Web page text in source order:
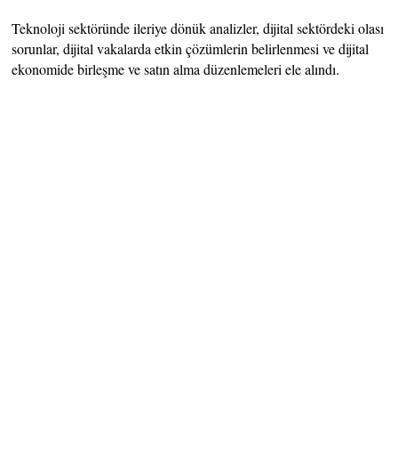
Teknoloji sektöründe ileriye dönük analizler, dijital sektördeki olası
sorunlar, dijital vakalarda etkin çözümlerin belirlenmesi ve dijital
ekonomide birleşme ve satın alma düzenlemeleri ele alındı.